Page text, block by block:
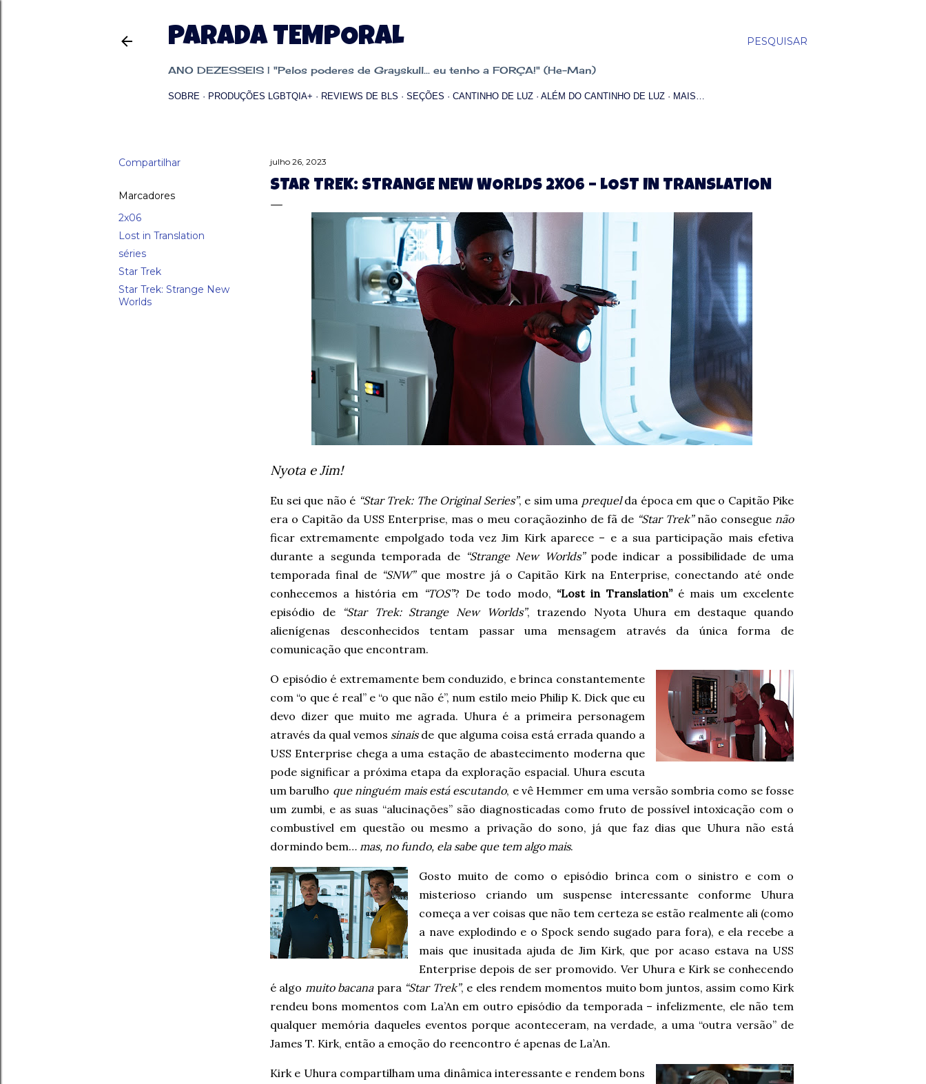
PESQUISAR
PARADA TEMPORAL
ANO DEZESSEIS | "Pelos poderes de Grayskull... eu tenho a FORÇA!" (He-Man)
SOBRE PRODUÇÕES LGBTQIA+ REVIEWS DE BLS SEÇÕES CANTINHO DE LUZ ALÉM DO CANTINHO DE LUZ MAIS…
Compartilhar
Marcadores
2x06
Lost in Translation
séries
Star Trek
Star Trek: Strange New
Worlds
julho 26, 2023
STAR TREK: STRANGE NEW WORLDS 2X06 – LOST IN TRANSLATION
Nyota e Jim!
Eu sei que não é “Star Trek: The Original Series”, e sim uma prequelda época em que o Capitão Pike
era o Capitão da USS Enterprise, mas o meu coraçãozinho de fã de “Star Trek”não conseguenão
ficar extremamente empolgado toda vez Jim Kirk aparece – e a sua participação mais efetiva
durante a segunda temporada de “Strange New Worlds”pode indicar a possibilidade de uma
temporada final de “SNW”que mostre já o Capitão Kirk na Enterprise, conectando até onde
conhecemos a história em “TOS”? De todo modo, “Lost in Translation”é mais um excelente
episódio de
“Star Trek: Strange New Worlds”, trazendo Nyota Uhura em destaque quando
alienígenas desconhecidos tentam passar uma mensagem através da única forma de
comunicação que encontram.
O episódio é extremamente bem conduzido, e brinca constantemente
com “o que é real” e “o que não é”, num estilo meio Philip K. Dick que eu
devo dizer que muito me agrada. Uhura é a primeira personagem
através da qual vemos sinaisde que alguma coisa está errada quando a
USS Enterprise chega a uma estação de abastecimento moderna que
pode significar a próxima etapa da exploração espacial. Uhura escuta
um barulho que ninguém mais está escutando, e vê Hemmer em uma versão sombria como se fosse
um zumbi, e as suas “alucinações” são diagnosticadas como fruto de possível intoxicação com o
combustível em questão ou mesmo a privação do sono, já que faz dias que Uhura não está
dormindo bem… mas, no fundo, ela sabe que tem algo mais.
Gosto muito de como o episódio brinca com o sinistro e com o
misterioso criando um suspense interessante conforme Uhura
começa a ver coisas que não tem certeza se estão realmente ali (como
a nave explodindo e o Spock sendo sugado para fora), e ela recebe a
mais que inusitada ajuda de Jim Kirk, que por acaso estava na USS
Enterprise depois de ser promovido. Ver Uhura e Kirk se conhecendo
é algo muito bacanapara “Star Trek”, e eles rendem momentos muito bom juntos, assim como Kirk
rendeu bons momentos com La’An em outro episódio da temporada – infelizmente, ele não tem
qualquer memória daqueles eventos porque aconteceram, na verdade, a uma “outra versão” de
James T. Kirk, então a emoção do reencontro é apenas de La’An.
Kirk e Uhura compartilham uma dinâmica interessante e rendem bons